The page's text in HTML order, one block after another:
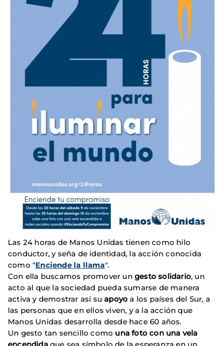
Las 24 horas de Manos Unidas tienen como hilo
conductor, y seña de identidad, la acción conocida
como "Enciende la llama".
Con ella buscamos promover un gesto solidario, un
acto al que la sociedad pueda sumarse de manera
activa y demostrar así suapoyoa los países del Sur, a
las personas que en ellos viven, y a la acción que
Manos Unidas desarrolla desde hace 60 años.
Un gesto tan sencillo como una foto con una vela